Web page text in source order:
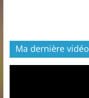
Ma dernière vidéo